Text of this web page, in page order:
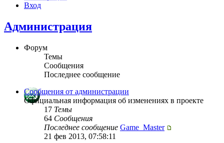
Вход
Администрация
Форум
Темы
Сообщения
Последнее сообщение
Сообщения от администрации
Официальная информация об изменениях в проекте
17 Темы
64 Сообщения
Последнее сообщение Game_Master
21 фев 2013, 07:58:11